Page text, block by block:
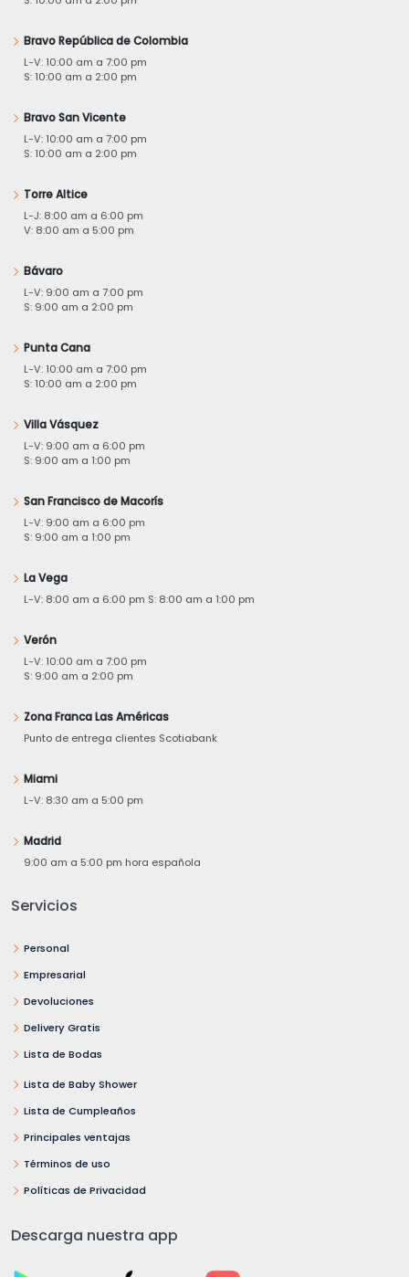
Bravo República de Colombia
L-V: 10:00 am a 7:00 pm
S: 10:00 am a 2:00 pm
Bravo San Vicente
L-V: 10:00 am a 7:00 pm
S: 10:00 am a 2:00 pm
Torre Altice
L-J: 8:00 am a 6:00 pm
V: 8:00 am a 5:00 pm
Bávaro
L-V: 9:00 am a 7:00 pm
S: 9:00 am a 2:00 pm
Punta Cana
L-V: 10:00 am a 7:00 pm
S: 10:00 am a 2:00 pm
Villa Vásquez
L-V: 9:00 am a 6:00 pm
S: 9:00 am a 1:00 pm
San Francisco de Macorís
L-V: 9:00 am a 6:00 pm
S: 9:00 am a 1:00 pm
La Vega
L-V: 8:00 am a 6:00 pm S: 8:00 am a 1:00 pm
Verón
L-V: 10:00 am a 7:00 pm
S: 9:00 am a 2:00 pm
Zona Franca Las Américas
Punto de entrega clientes Scotiabank
Miami
L-V: 8:30 am a 5:00 pm
Madrid
9:00 am a 5:00 pm hora española
Servicios
Personal
Empresarial
Devoluciones
Delivery Gratis
Lista de Bodas
Lista de Baby Shower
Lista de Cumpleaños
Principales ventajas
Términos de uso
Políticas de Privacidad
Descarga nuestra app